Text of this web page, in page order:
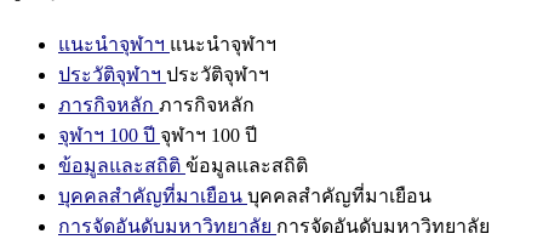
แนะนำจุฬาฯ แนะนำจุฬาฯ
ประวัติจุฬาฯ ประวัติจุฬาฯ
ภารกิจหลัก ภารกิจหลัก
จุฬาฯ 100 ปี จุฬาฯ 100 ปี
ข้อมูลและสถิติ ข้อมูลและสถิติ
บุคคลสำคัญที่มาเยือน บุคคลสำคัญที่มาเยือน
การจัดอันดับมหาวิทยาลัย การจัดอันดับมหาวิทยาลัย